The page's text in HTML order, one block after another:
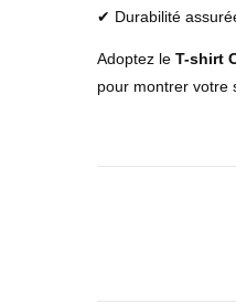
✔ Durabilité
Adoptez le T-shirt
pour montrer votre